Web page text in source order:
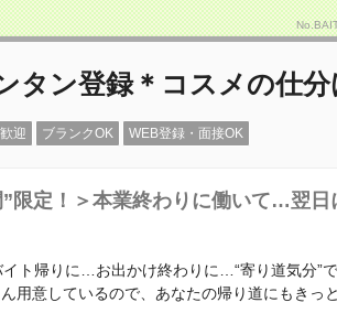
タン登録＊コスメの仕分
迎 ブランクOK WEB登録・面接OK
限定！＞本業終わりに働いて…翌日
ト帰りに…お出かけ終わりに…“寄り道気分”
用意しているので、あなたの帰り道にもきっ